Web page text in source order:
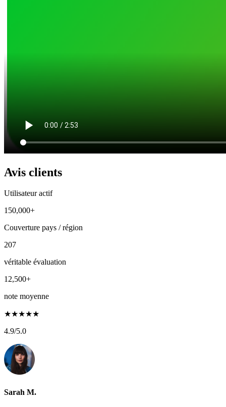
Avis clients
Utilisateur actif
150,000+
Couverture pays / région
207
véritable évaluation
12,500+
note moyenne
★★★★★
4.9/5.0
Sarah M.